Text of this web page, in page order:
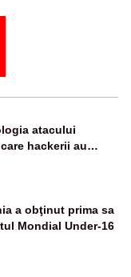
atacului
hackerii au
necunoscut
a obţinut prima sa
Mondial Under-16